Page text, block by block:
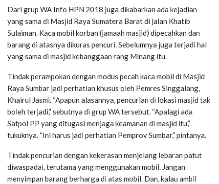
Dari grup WA Info HPN 2018 juga dikabarkan ada kejadian
yang sama di Masjid Raya Sumatera Barat di jalan Khatib
Sulaiman. Kaca mobil korban (jamaah masjid) dipecahkan dan
barang di atasnya dikuras pencuri. Sebelumnya juga terjadi hal
yang sama di masjid kebanggaan rang Minang itu.
Tindak perampokan dengan modus pecah kaca mobil di Masjid
Raya Sumbar jadi perhatian khusus oleh Pemres Singgalang,
Khairul Jasmi. “Apapun alasannya, pencurian di lokasi masjid tak
boleh terjadi,” sebutnya di grup WA tersebut. “Apalagi ada
Satpol PP yang ditugasi menjaga keamanan di masjid itu,”
tukuknya. “Ini harus jadi perhatian Pemprov Sumbar,” pintanya.
Tindak pencurian dengan kekerasan menjelang lebaran patut
diwaspadai, terutama yang menggunakan mobil. Jangan
menyimpan barang berharga di atas mobil. Dan, kalau ambil